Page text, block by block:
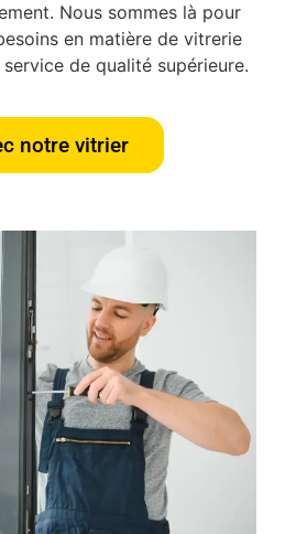
Nous sommes là pour
en matière de vitrerie
de qualité supérieure.
notre vitrier